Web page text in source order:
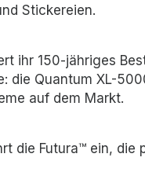
Stickereien.
ihr 150-jähriges
die Quantum XL-
auf dem Markt.
die Futura™ ein,